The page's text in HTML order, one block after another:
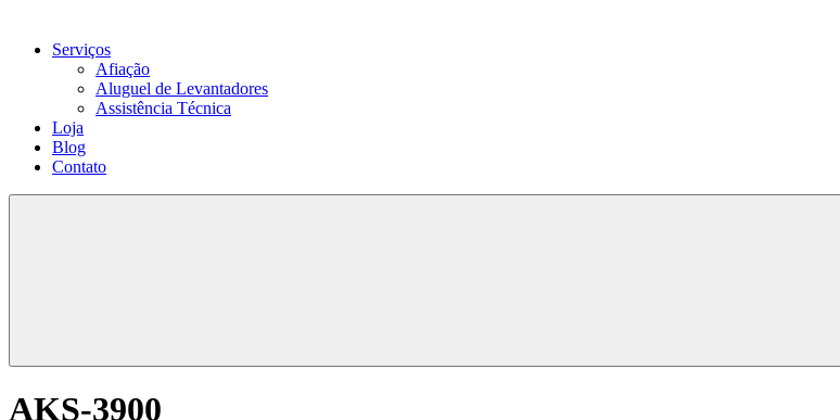
Serviços
Afiação
Aluguel de Levantadores
Assistência Técnica
Loja
Blog
Contato
AKS-3900